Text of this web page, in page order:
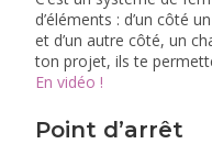
d’éléments : d’un côté
et d’un autre côté, un
ton projet, ils te
En vidéo !
Point d’arrêt